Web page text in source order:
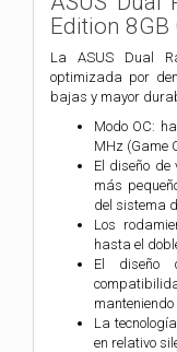
Edition 8GB
La ASUS Dual
optimizada por
bajas y mayor
Modo OC:
MHz (Game
El diseño de
más
del sistema
Los
hasta el
El diseño
La
en relativo